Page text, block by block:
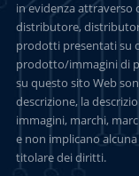
in evidenza attraverso
distributore,
prodotti presentati su
prodotto/immagini di
su questo sito Web
descrizione, la
immagini, marchi,
e non implicano
titolare dei diritti.